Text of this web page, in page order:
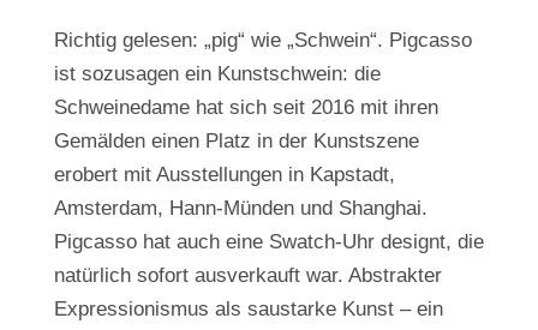
Richtig gelesen: „pig“ wie „Schwein“. Pigcasso
ist sozusagen ein Kunstschwein: die
Schweinedame hat sich seit 2016 mit ihren
Gemälden einen Platz in der Kunstszene
erobert mit Ausstellungen in Kapstadt,
Amsterdam, Hann-Münden und Shanghai.
Pigcasso hat auch eine Swatch-Uhr designt, die
natürlich sofort ausverkauft war. Abstrakter
Expressionismus als saustarke Kunst – ein